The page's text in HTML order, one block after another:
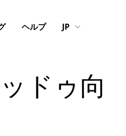
ヘルプ JP
ドゥ向